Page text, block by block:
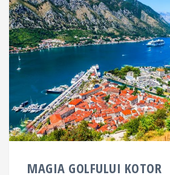
MAGIA GOLFULUI KOTOR